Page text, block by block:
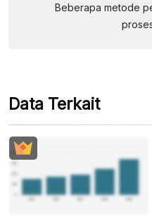
Beberapa metode
Data Terkait